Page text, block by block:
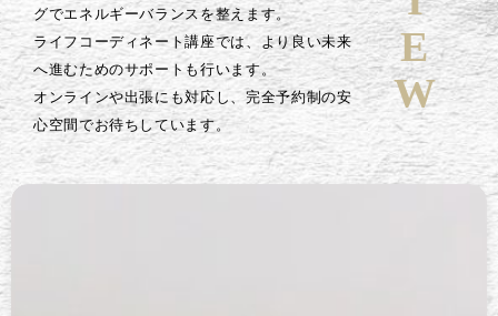
グでエネルギーバランスを整えます。
ライフコーディネート講座では、より良い未来
へ進むためのサポートも行います。
オンラインや出張にも対応し、完全予約制の安
心空間でお待ちしています。